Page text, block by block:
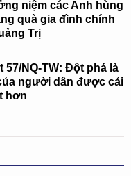
niệm các Anh hùng
quà gia đình chính
Trị
57/NQ-TW: Đột phá là
người dân được cải
hơn